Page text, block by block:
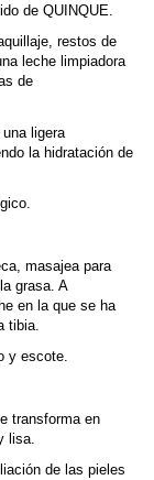
de QUINQUE.
restos de
leche limpiadora
de
ligera
la hidratación de
masajea para
grasa. A
en la que se ha
tibia.
y escote.
transforma en
lisa.
de las pieles